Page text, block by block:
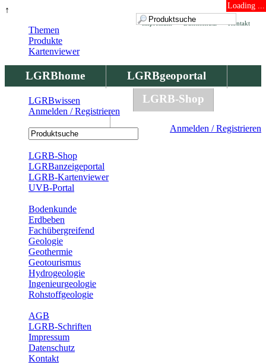
↑ Loading ...
Kontakt
Datenschutz
Impressum
LGRBhome
LGRBgeoportal
LGRBbohrungen
LGRB-Shop
Anmelden / Registrieren
Themen
Produkte
Kartenviewer
LGRBwissen
Anmelden / Registrieren
LGRB-Shop
LGRBanzeigeportal
LGRB-Kartenviewer
UVB-Portal
Bodenkunde
Erdbeben
Fachübergreifend
Geologie
Geothermie
Geotourismus
Hydrogeologie
Ingenieurgeologie
Rohstoffgeologie
AGB
LGRB-Schriften
Impressum
Datenschutz
Kontakt